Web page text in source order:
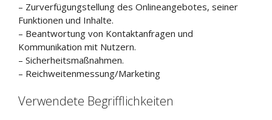
– Zurverfügungstellung des Onlineangebotes, seiner
Funktionen und Inhalte.
– Beantwortung von Kontaktanfragen und
Kommunikation mit Nutzern.
– Sicherheitsmaßnahmen.
– Reichweitenmessung/Marketing
Verwendete Begrifflichkeiten